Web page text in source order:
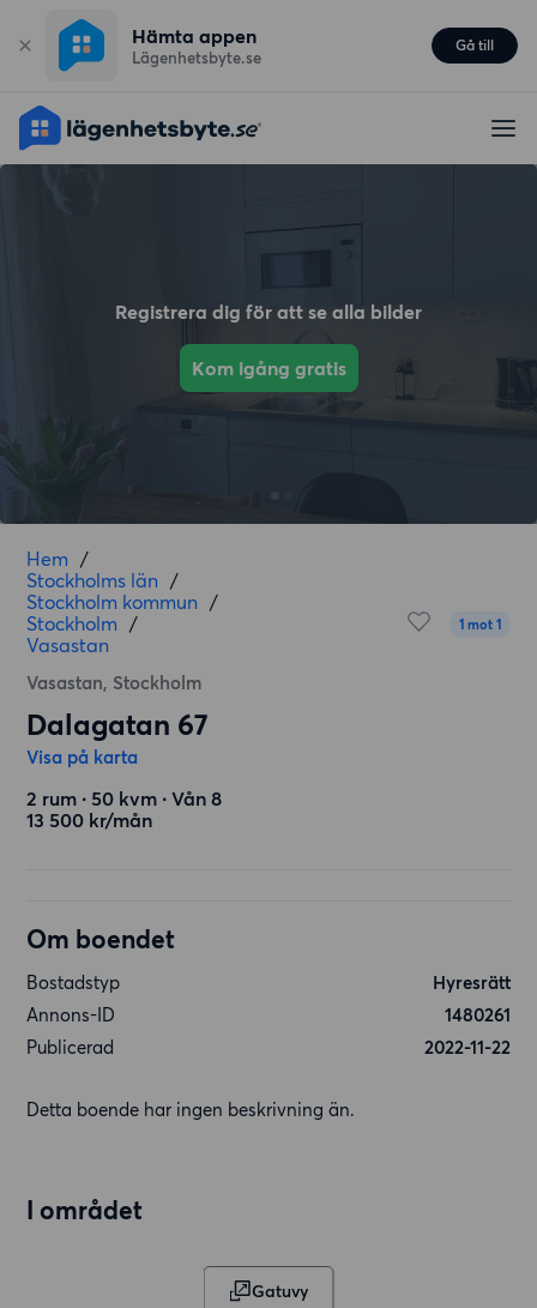
Hämta appen
Lägenhetsbyte.se
Gå till
Registrera dig för att se alla bilder
Kom igång gratis
Hem /
Stockholms län /
Stockholm kommun /
Stockholm /
Vasastan
Vasastan, Stockholm
1 mot 1
Dalagatan 67
Visa på karta
2 rum ∙ 50 kvm ∙ Vån 8
13 500 kr/mån
Om boendet
Bostadstyp
Hyresrätt
Annons-ID
1480261
Publicerad
2022-11-22
Detta boende har ingen beskrivning än.
I området
Gatuvy